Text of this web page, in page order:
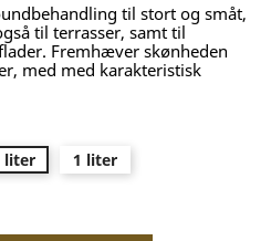
til stort og småt,
til terrasser, samt til
Fremhæver skønheden
med med karakteristisk
liter 1 liter